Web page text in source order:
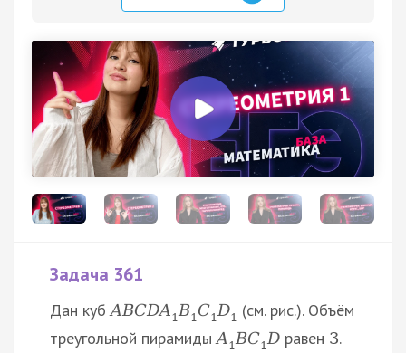
Задача 361
Дан кубABCDA1B1C1D1 (см. рис.). Объём
треугольной пирамиды A 1BC1D равен 3.